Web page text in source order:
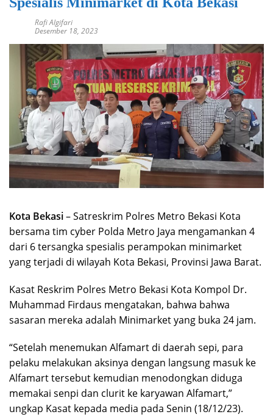
Rafi Algifari
Desember 18, 2023
Kota Bekasi– Satreskrim Polres Metro Bekasi Kota
bersama tim cyber Polda Metro Jaya mengamankan 4
dari 6 tersangka spesialis perampokan minimarket
yang terjadi di wilayah Kota Bekasi, Provinsi Jawa Barat.
Kasat Reskrim Polres Metro Bekasi Kota Kompol Dr.
Muhammad Firdaus mengatakan, bahwa bahwa
sasaran mereka adalah Minimarket yang buka 24 jam.
“Setelah menemukan Alfamart di daerah sepi, para
pelaku melakukan aksinya dengan langsung masuk ke
Alfamart tersebut kemudian menodongkan diduga
memakai senpi dan clurit ke karyawan Alfamart,”
ungkap Kasat kepada media pada Senin (18/12/23).